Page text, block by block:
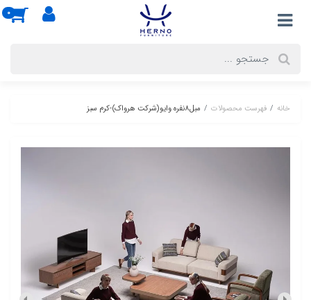
0
خانه فهرست محصولات مبل8نفره وایو(شرکت هرواک)-کرم سبز